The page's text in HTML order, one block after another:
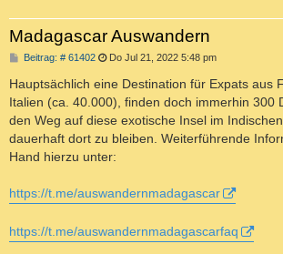
Madagascar Auswandern
Beitrag: # 61402B
i
t
r
a
g
Do Jul 21, 2022 5:48 pm
Hauptsächlich eine Destination für Expats aus
Italien (ca. 40.000), finden doch immerhin 300
den Weg auf diese exotische Insel im
dauerhaft dort zu bleiben. Weiterführende
Hand hierzu unter:
https://t.me/auswandernmadagascar
https://t.me/auswandernmadagascarfaq